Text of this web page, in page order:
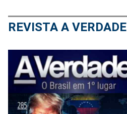
REVISTA A VERDADE